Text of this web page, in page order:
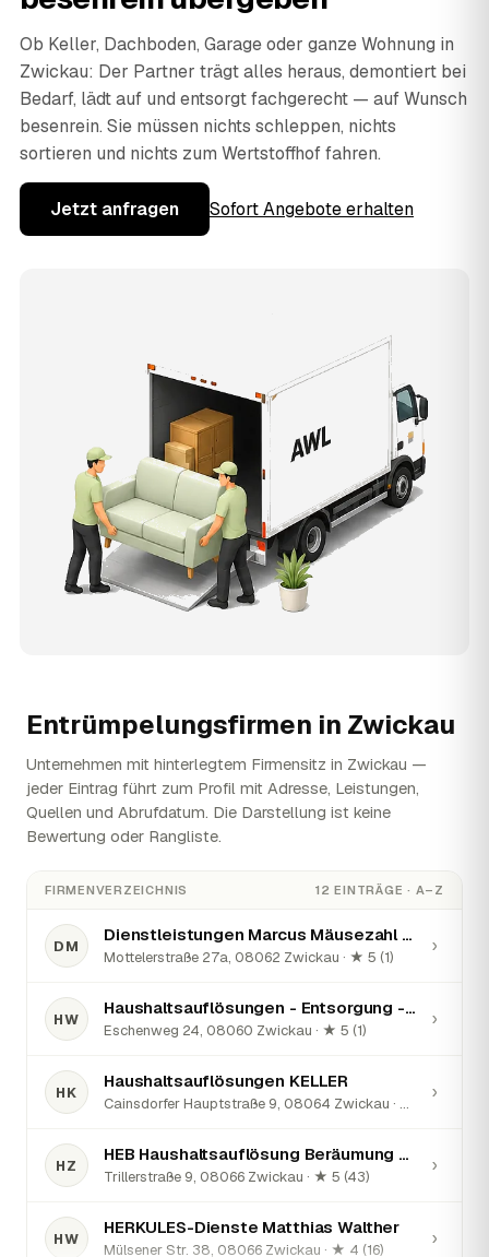
Ob Keller, Dachboden, Garage oder ganze Wohnung in
Zwickau: Der Partner trägt alles heraus, demontiert bei
Bedarf, lädt auf und entsorgt fachgerecht — auf Wunsch
besenrein. Sie müssen nichts schleppen, nichts
sortieren und nichts zum Wertstoffhof fahren.
Jetzt anfragen Sofort Angebote erhalten
Entrümpelungsfirmen in Zwickau
Unternehmen mit hinterlegtem Firmensitz in Zwickau —
jeder Eintrag führt zum Profil mit Adresse, Leistungen,
Quellen und Abrufdatum. Die Darstellung ist keine
Bewertung oder Rangliste.
FIRMENVERZEICHNIS 12 EINTRÄGE · A–Z
DM
Dienstleistungen Marcus Mäusezahl - Haushaltsauflösungen, Montageservice
Mottelerstraße 27a, 08062 Zwickau · ★ 5 (1)
›
HW
Haushaltsauflösungen - Entsorgung - Wohnungsauflösung
Eschenweg 24, 08060 Zwickau · ★ 5 (1)
›
HK
Haushaltsauflösungen KELLER
Cainsdorfer Hauptstraße 9, 08064 Zwickau · ★ 4 (9)
›
HZ
HEB Haushaltsauflösung Beräumung Entrümpelung Preiswert Günstig Zwickau
Trillerstraße 9, 08066 Zwickau · ★ 5 (43)
›
HW
HERKULES-Dienste Matthias Walther
Mülsener Str. 38, 08066 Zwickau · ★ 4 (16)
›